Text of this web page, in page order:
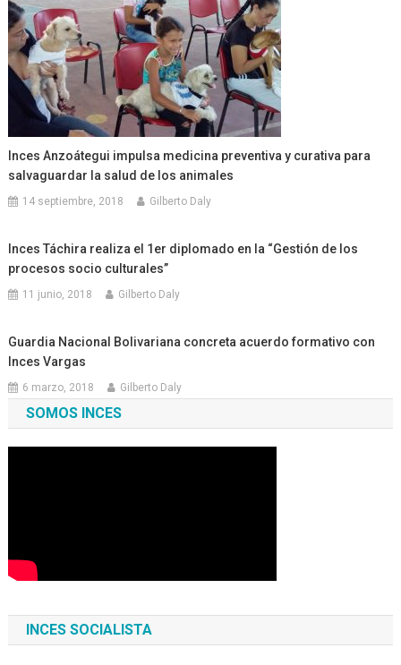
Inces Anzoátegui impulsa medicina preventiva y curativa para
salvaguardar la salud de los animales
14 septiembre, 2018 Gilberto Daly
Inces Táchira realiza el 1er diplomado en la “Gestión de los
procesos socio culturales”
11 junio, 2018 Gilberto Daly
Guardia Nacional Bolivariana concreta acuerdo formativo con
Inces Vargas
6 marzo, 2018 Gilberto Daly
SOMOS INCES
INCES SOCIALISTA